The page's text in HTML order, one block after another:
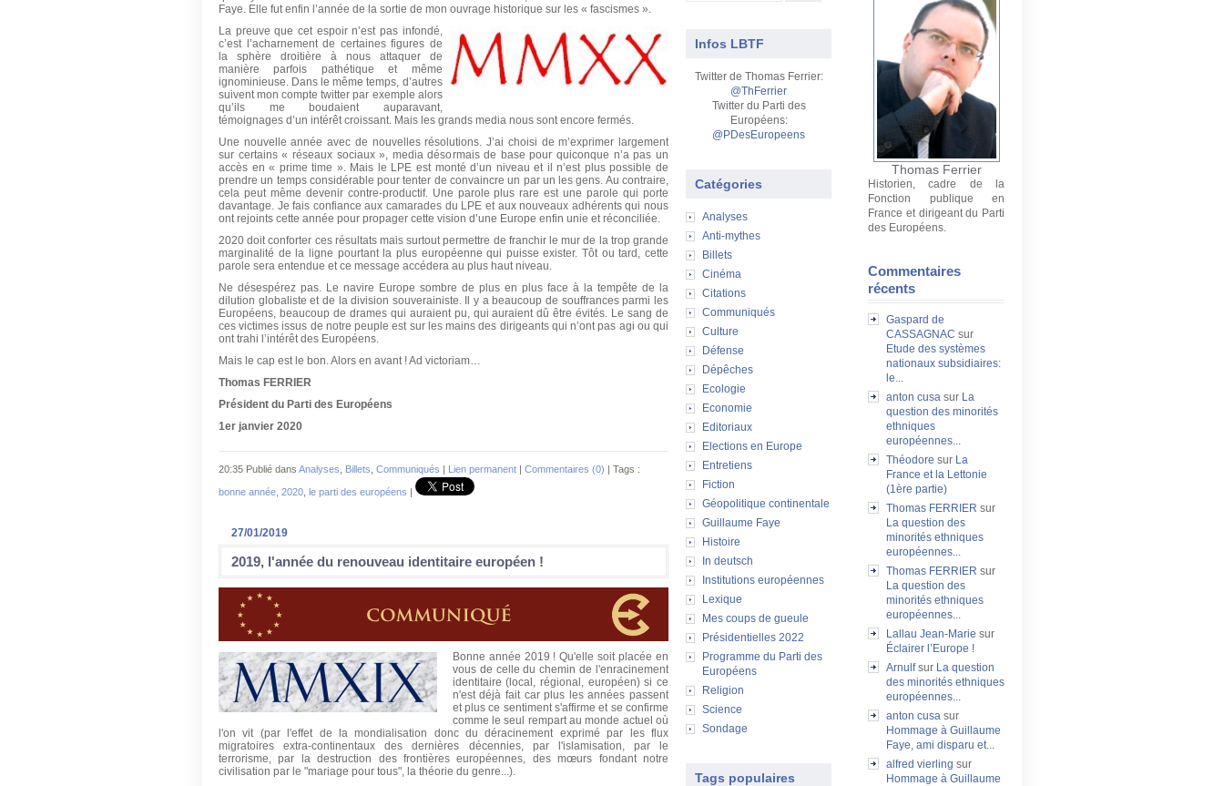
Thomas Ferrier
Historien, cadre de la
Fonction publique en
France et dirigeant du Parti
des Européens.
Commentaires
récents
Gaspard de
CASSAGNAC sur
Etude des systèmes
nationaux subsidiaires:
le...
anton cusa sur La
question des minorités
ethniques
européennes...
Théodore sur La
France et la Lettonie
(1ère partie)
Thomas FERRIER sur
La question des
minorités ethniques
européennes...
Thomas FERRIER sur
La question des
minorités ethniques
européennes...
Lallau Jean-Marie sur
Éclairer l’Europe !
Arnulfsur La question
des minorités ethniques
européennes...
anton cusa sur
Hommage à Guillaume
Faye, ami disparu et...
alfred vierling sur
Hommage à Guillaume
Infos LBTF
Twitter de Thomas Ferrier:
@ThFerrier
Twitter du Parti des
Européens:
@PDesEuropeens
Catégories
Analyses
Anti-mythes
Billets
Cinéma
Citations
Communiqués
Culture
Défense
Dépêches
Ecologie
Economie
Editoriaux
Elections en Europe
Entretiens
Fiction
Géopolitique continentale
Guillaume Faye
Histoire
In deutsch
Institutions européennes
Lexique
Mes coups de gueule
Présidentielles 2022
Programme du Parti des
Européens
Religion
Science
Sondage
Tags populaires
Faye. Elle fut enfin l’année de la sortie de mon ouvrage historique sur les « fascismes ».
La preuve que cet espoir n’est pas infondé,
c’est l’acharnement de certaines figures de
la sphère droitière à nous attaquer de
manière parfois pathétique et même
ignominieuse. Dans le même temps, d’autres
suivent mon compte twitter par exemple alors
qu’ils me boudaient auparavant,
témoignages d’un intérêt croissant. Mais les grands media nous sont encore fermés.
Une nouvelle année avec de nouvelles résolutions. J’ai choisi de m’exprimer largement
sur certains « réseaux sociaux », media désormais de base pour quiconque n’a pas un
accès en « prime time ». Mais le LPE est monté d’un niveau et il n’est plus possible de
prendre un temps considérable pour tenter de convaincre un par un les gens. Au contraire,
cela peut même devenir contre-productif. Une parole plus rare est une parole qui porte
davantage. Je fais confiance aux camarades du LPE et aux nouveaux adhérents qui nous
ont rejoints cette année pour propager cette vision d’une Europe enfin unie et réconciliée.
2020 doit conforter ces résultats mais surtout permettre de franchir le mur de la trop grande
marginalité de la ligne pourtant la plus européenne qui puisse exister. Tôt ou tard, cette
parole sera entendue et ce message accédera au plus haut niveau.
Ne désespérez pas. Le navire Europe sombre de plus en plus face à la tempête de la
dilution globaliste et de la division souverainiste. Il y a beaucoup de souffrances parmi les
Européens, beaucoup de drames qui auraient pu, qui auraient dû être évités. Le sang de
ces victimes issus de notre peuple est sur les mains des dirigeants qui n’ont pas agi ou qui
ont trahi l’intérêt des Européens.
Mais le cap est le bon. Alors en avant ! Ad victoriam…
Thomas FERRIER
Président du Parti des Européens
1er janvier 2020
20:35 Publié dans Analyses Billets Communiqués | Lien permanent | Commentaires (0) | Tags :
bonne année 2020 le parti des européens |
27/01/2019
2019, l'année du renouveau identitaire européen !
Bonne année 2019 ! Qu'elle soit placée en
vous de celle du chemin de l'enracinement
identitaire (local, régional, européen) si ce
n'est déjà fait car plus les années passent
et plus ce sentiment s'affirme et se confirme
comme le seul rempart au monde actuel où
l'on vit (par l'effet de la mondialisation donc du déracinement exprimé par les flux
migratoires extra-continentaux des dernières décennies, par l'islamisation, par le
terrorisme, par la destruction des frontières européennes, des mœurs fondant notre
civilisation par le "mariage pour tous", la théorie du genre...).